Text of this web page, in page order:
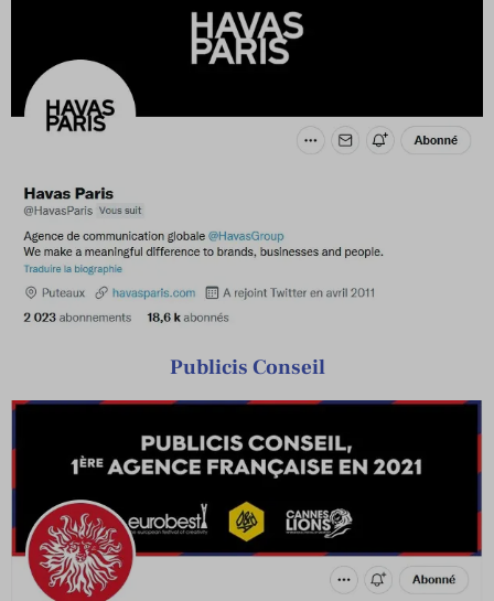
Publicis Conseil